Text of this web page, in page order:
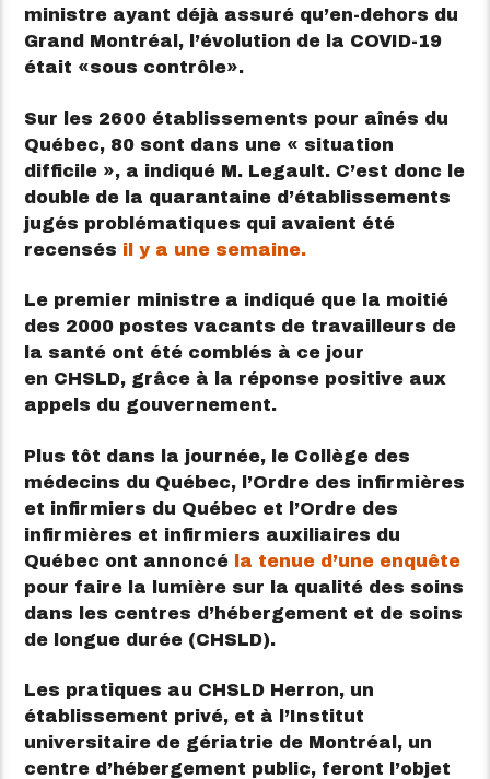
ministre ayant déjà assuré qu’en-dehors du
Grand Montréal, l’évolution de la COVID-19
était
sous contrôle .
Sur les 2600 établissements pour aînés du
Québec, 80 sont dans une « situation
difficile », a indiqué M. Legault. C’est donc le
double de la quarantaine d’établissements
jugés problématiques qui avaient été
recensés il y a une semaine.
Le premier ministre a indiqué que la moitié
des 2000 postes vacants de travailleurs de
la santé ont été comblés à ce jour
en CHSLD, grâce à la réponse positive aux
appels du gouvernement.
Plus tôt dans la journée, le Collège des
médecins du Québec, l’Ordre des infirmières
et infirmiers du Québec et l’Ordre des
infirmières et infirmiers auxiliaires du
Québec ont annoncé
la tenue d’une enquête
pour faire la lumière sur la qualité des soins
dans les centres d’hébergement et de soins
de longue durée (CHSLD).
Les pratiques au CHSLD Herron, un
établissement privé, et à l’Institut
universitaire de gériatrie de Montréal, un
centre d’hébergement public, feront l’objet